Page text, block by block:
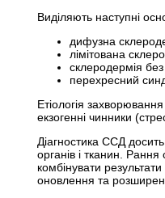
Виділяють наступні
дифузна
лімітована
склеродермія
перехресний
Етіологія
екзогенні чинники
Діагностика ССД
органів і тканин.
комбінувати
оновлення та